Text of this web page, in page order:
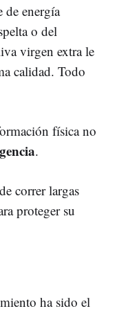
de energía
o del
virgen extra le
calidad. Todo
física no
.
correr largas
proteger su
ha sido el